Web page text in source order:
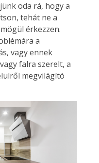
oda rá, hogy a
tehát ne a
érkezzen.
a
vagy ennek
falra szerelt, a
megvilágító